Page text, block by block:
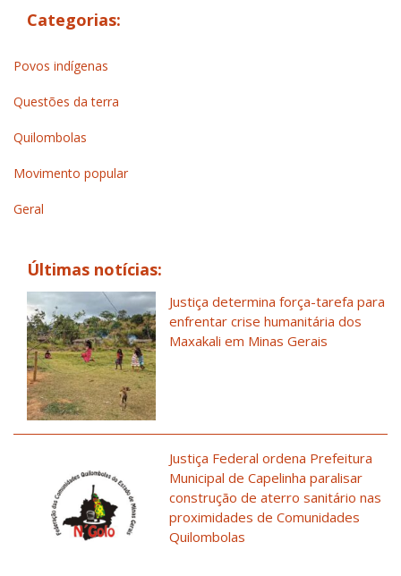
Categorias:
Povos indígenas
Questões da terra
Quilombolas
Movimento popular
Geral
Últimas notícias:
Justiça determina força-tarefa para
enfrentar crise humanitária dos
Maxakali em Minas Gerais
Justiça Federal ordena Prefeitura
Municipal de Capelinha paralisar
construção de aterro sanitário nas
proximidades de Comunidades
Quilombolas